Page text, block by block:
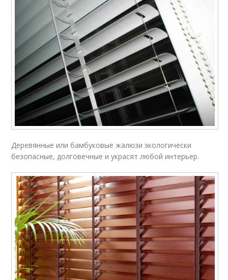
Деревянные или бамбуковые жалюзи экологически
безопасные, долговечные и украсят любой интерьер.